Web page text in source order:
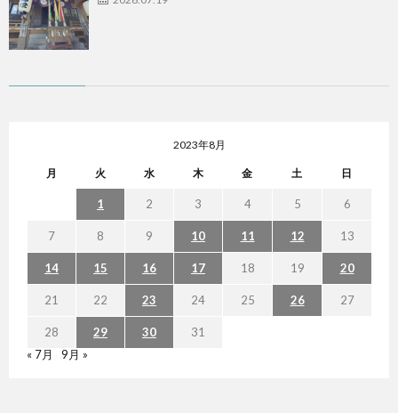
2023年8月
月 火 水 木 金 土 日
1 2 3 4 5 6
7 8 9 10 11 12 13
14 15 16 17 18 19 20
21 22 23 24 25 26 27
28 29 30
31
« 7月
9月 »